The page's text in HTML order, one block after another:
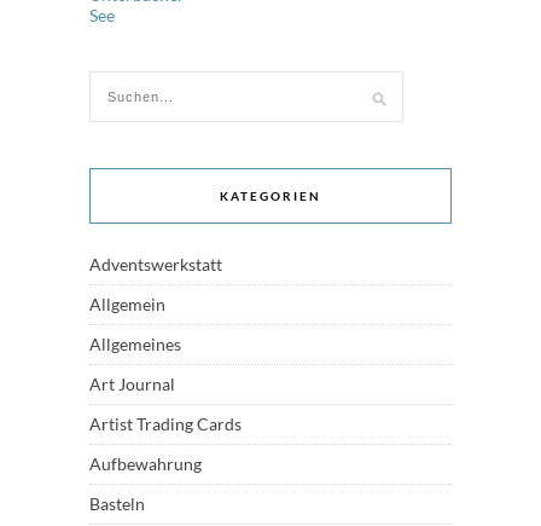
KATEGORIEN
Adventswerkstatt
Allgemein
Allgemeines
Art Journal
Artist Trading Cards
Aufbewahrung
Basteln